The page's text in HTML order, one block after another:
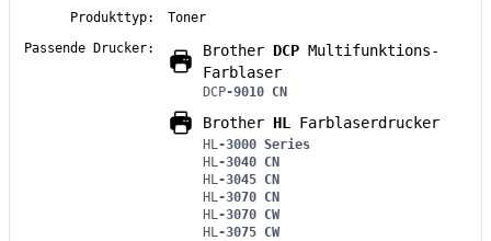
Produkttyp:
Toner
Passende Drucker:
Brother DCP Multifunktions-
Farblaser
DCP-9010 CN
Brother HL Farblaserdrucker
HL -3000 Series
HL -3040 CN
HL -3045 CN
HL -3070 CN
HL -3070 CW
HL -3075 CW